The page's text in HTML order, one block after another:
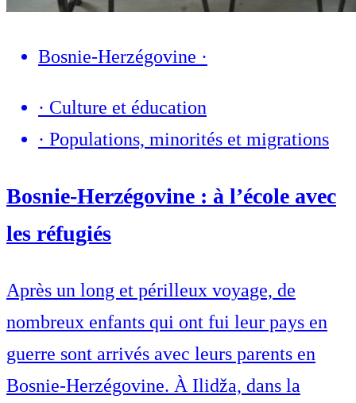
Bosnie-Herzégovine ·
· Culture et éducation
· Populations, minorités et migrations
Bosnie-Herzégovine : à l’école avec
les réfugiés
Après un long et périlleux voyage, de
nombreux enfants qui ont fui leur pays en
guerre sont arrivés avec leurs parents en
Bosnie-Herzégovine. À Ilidža, dans la